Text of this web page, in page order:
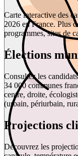
Carte interactive des
2026 en France. Plus
programmes, sites de
Élections
Consultez les
34 000 communes
centre, droite,
(urbain, périurbain,
Projections
Découvrez les